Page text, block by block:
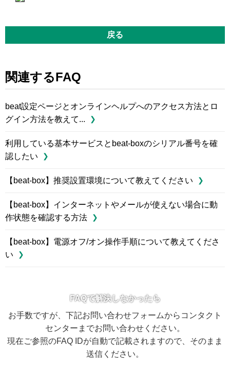
戻る
関連するFAQ
beat設定ページとオンラインヘルプへのアクセス方法とロ
グイン方法を教えて...
利用している基本サービスとbeat-boxのシリアル番号を確
認したい
【beat-box】推奨設置環境について教えてください
【beat-box】インターネットやメールが使えない場合に動
作状態を確認する方法
【beat-box】電源オフ/オン操作手順について教えてくださ
い
FAQで解決しなかったら
お手数ですが、下記お問い合わせフォームからコンタクト
センターまでお問い合わせください。
現在ご参照のFAQ IDが自動で記載されますので、そのまま
送信ください。